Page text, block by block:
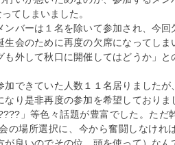
てしまいました。
バーは１名を除いて参加され、今
会のために再度の欠席になってし
外して秋口に開催してはどうか」
できていた人数１１名居りましたが
り是非再度の参加を希望しており
」等色々話題が豊富でした。ただ
の場所選択に、今から奮闘しなけれ